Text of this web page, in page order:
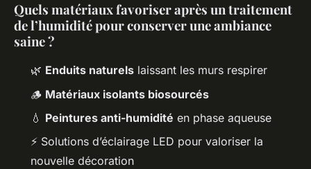
Quels matériaux favoriser après un traitement
de l’humidité pour conserver une ambiance
saine ?
🌿 Enduits naturels laissant les murs respirer
🪵 Matériaux isolants biosourcés
💧 Peintures anti-humidité en phase aqueuse
⚡ Solutions d’éclairage LED pour valoriser la
nouvelle décoration